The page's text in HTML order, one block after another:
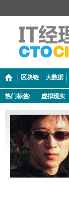
区块链 大数据
热门标签: 虚拟现实